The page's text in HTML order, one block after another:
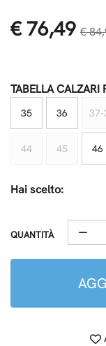
€ 76,49 €
TABELLA CALZARI
35 36 37-
44 45 46
Hai scelto:
QUANTITÀ